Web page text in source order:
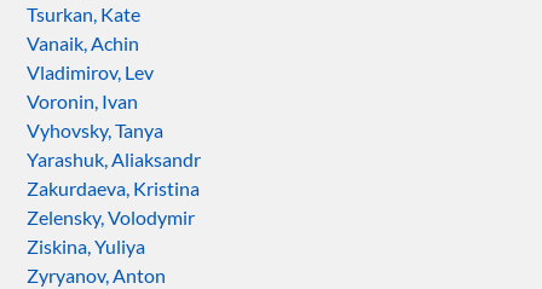
Tsurkan, Kate
Vanaik, Achin
Vladimirov, Lev
Voronin, Ivan
Vyhovsky, Tanya
Yarashuk, Aliaksandr
Zakurdaeva, Kristina
Zelensky, Volodymir
Ziskina, Yuliya
Zyryanov, Anton